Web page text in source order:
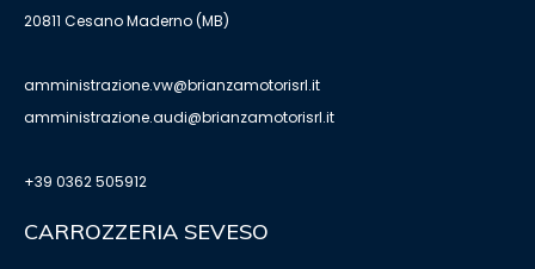
20811 Cesano Maderno (MB)
amministrazione.vw@brianzamotorisrl.it
amministrazione.audi@brianzamotorisrl.it
+39 0362 505912
CARROZZERIA SEVESO